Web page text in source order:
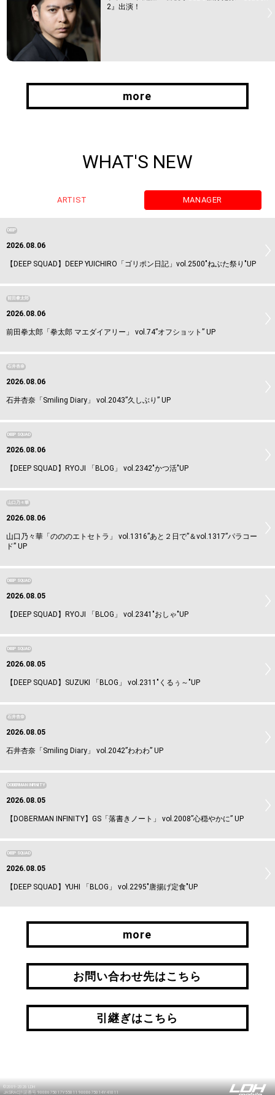
2』出演！
more
WHAT'S NEW
ARTIST MANAGER
DEEP
2026.08.06
【DEEP SQUAD】DEEP YUICHIRO「ゴリポン日記」vol.2500"ねぶた祭り"UP
前田拳太郎
2026.08.06
前田拳太郎「拳太郎 マエダイアリー」 vol.74”オフショット” UP
石井杏奈
2026.08.06
石井杏奈「Smiling Diary」 vol.2043”久しぶり” UP
DEEP SQUAD
2026.08.06
【DEEP SQUAD】RYOJI 「BLOG」 vol.2342"かつ活"UP
山口乃々華
2026.08.06
山口乃々華「のののエトセトラ」 vol.1316”あと２日で”＆vol.1317”パラコー
ド” UP
DEEP SQUAD
2026.08.05
【DEEP SQUAD】RYOJI 「BLOG」 vol.2341"おしゃ"UP
DEEP SQUAD
2026.08.05
【DEEP SQUAD】SUZUKI 「BLOG」 vol.2311"くるぅ～"UP
石井杏奈
2026.08.05
石井杏奈「Smiling Diary」 vol.2042”わわわ” UP
DOBERMAN INFINITY
2026.08.05
【DOBERMAN INFINITY】GS「落書きノート」 vol.2008”心穏やかに” UP
DEEP SQUAD
2026.08.05
【DEEP SQUAD】YUHI 「BLOG」 vol.2295"唐揚げ定食"UP
more
more
お問い合わせ先はこちら
お問い合わせ先はこちら
引継ぎはこちら
引継ぎはこちら
©2009-2026 LDH
JASRAC許諾番号 9008675017Y55011 9008675014Y41011